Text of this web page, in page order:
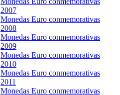
2007
Monedas Euro conmemorativas
2008
Monedas Euro conmemorativas
2009
Monedas Euro conmemorativas
2010
Monedas Euro conmemorativas
2011
Monedas Euro conmemorativas